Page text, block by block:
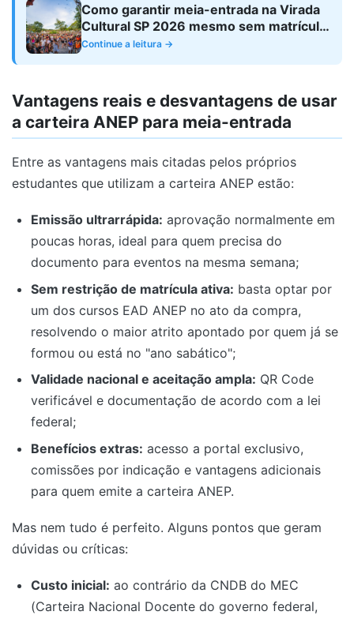
Como garantir meia-entrada na Virada
Cultural SP 2026 mesmo sem matrícula
ativa
Continue a leitura →
Vantagens reais e desvantagens de usar
a carteira ANEP para meia-entrada
Entre as vantagens mais citadas pelos próprios
estudantes que utilizam a carteira ANEP estão:
Emissão ultrarrápida: aprovação normalmente em
poucas horas, ideal para quem precisa do
documento para eventos na mesma semana;
Sem restrição de matrícula ativa: basta optar por
um dos cursos EAD ANEP no ato da compra,
resolvendo o maior atrito apontado por quem já se
formou ou está no "ano sabático";
Validade nacional e aceitação ampla: QR Code
verificável e documentação de acordo com a lei
federal;
Benefícios extras: acesso a portal exclusivo,
comissões por indicação e vantagens adicionais
para quem emite a carteira ANEP.
Mas nem tudo é perfeito. Alguns pontos que geram
dúvidas ou críticas:
Custo inicial: ao contrário da CNDB do MEC
(Carteira Nacional Docente do governo federal,